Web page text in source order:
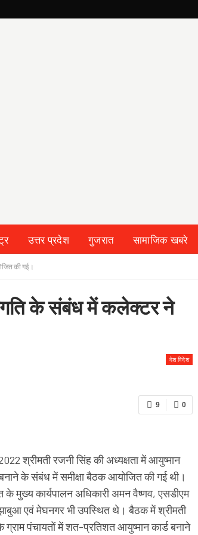
उत्तर प्रदेश गुजरात सामाजिक खबरे
की गई।
के संबंध में कलेक्टर ने
देश विदेश
0
9
श्रीमती रजनी सिंह की अध्यक्षता में आयुष्मान
के संबंध में समीक्षा बैठक आयोजित की गई थी।
के मुख्य कार्यपालन अधिकारी अमन वैष्णव, एसडीएम
एवं मेघनगर भी उपस्थित थे। बैठक में श्रीमती
ग्राम पंचायतों में शत-प्रतिशत आयुष्मान कार्ड बनाने